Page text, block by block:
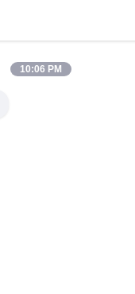
10:06 PM